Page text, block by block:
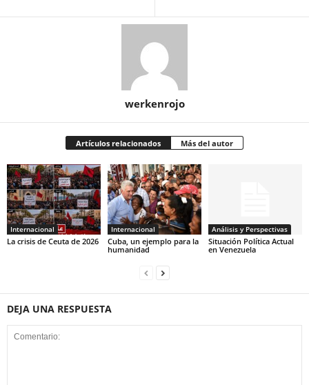
werkenrojo
Artículos relacionados Más del autor
Internacional
La crisis de Ceuta de 2026
Internacional
Cuba, un ejemplo para la
humanidad
Análisis y Perspectivas
Situación Política Actual
en Venezuela
DEJA UNA RESPUESTA